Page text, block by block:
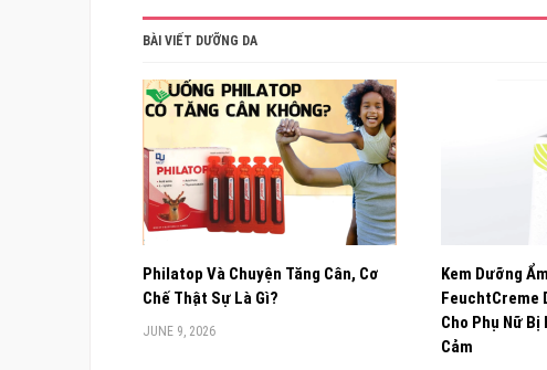
BÀI VIẾT DƯỠNG DA
Philatop Và Chuyện Tăng Cân, Cơ
Chế Thật Sự Là Gì?
JUNE 9, 2026
Kem Dưỡng
FeuchtCreme
Cho Phụ Nữ Bị
Cảm